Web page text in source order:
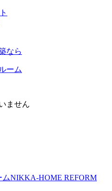
なら
ません
ムNIKKA-HOME REFORM